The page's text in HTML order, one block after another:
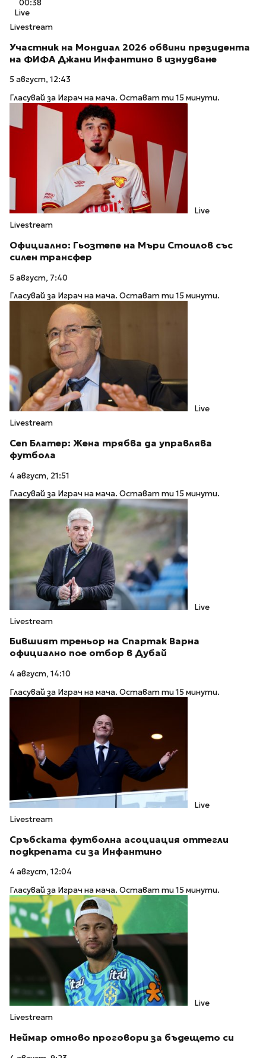
00:38
Live
Livestream
Участник на Мондиал 2026 обвини президента
на ФИФА Джани Инфантино в изнудване
5 август, 12:43
Гласувай за Играч на мача. Остават ти 15 минути.
Live
Livestream
Официално: Гьозтепе на Мъри Стоилов със
силен трансфер
5 август, 7:40
Гласувай за Играч на мача. Остават ти 15 минути.
Live
Livestream
Сеп Блатер: Жена трябва да управлява
футбола
4 август, 21:51
Гласувай за Играч на мача. Остават ти 15 минути.
Live
Livestream
Бившият треньор на Спартак Варна
официално пое отбор в Дубай
4 август, 14:10
Гласувай за Играч на мача. Остават ти 15 минути.
Live
Livestream
Сръбската футболна асоциация оттегли
подкрепата си за Инфантино
4 август, 12:04
Гласувай за Играч на мача. Остават ти 15 минути.
Live
Livestream
Неймар отново проговори за бъдещето си